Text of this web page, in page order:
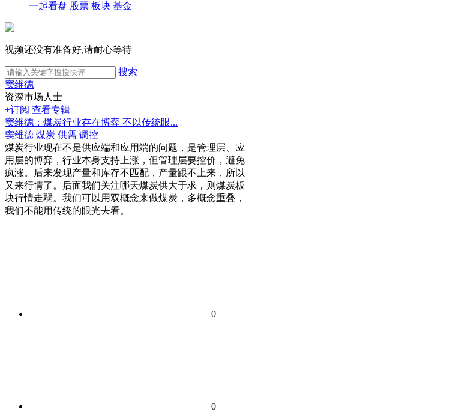
一起看盘 股票 板块 基金
视频还没有准备好,请耐心等待
搜索
窦维德
资深市场人士
+订阅 查看专辑
窦维德：煤炭行业存在博弈 不以传统眼...
窦维德 煤炭 供需 调控
煤炭行业现在不是供应端和应用端的问题，是管理层、应
用层的博弈，行业本身支持上涨，但管理层要控价，避免
疯涨。后来发现产量和库存不匹配，产量跟不上来，所以
又来行情了。后面我们关注哪天煤炭供大于求，则煤炭板
块行情走弱。我们可以用双概念来做煤炭，多概念重叠，
我们不能用传统的眼光去看。
0
0